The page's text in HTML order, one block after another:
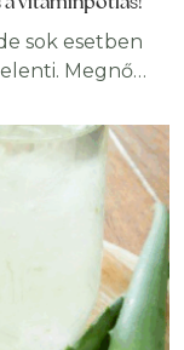
sok esetben
Megnő
az
kikeleti
okait,